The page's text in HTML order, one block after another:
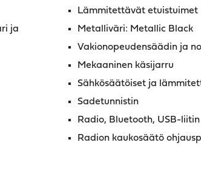
ja
Lämmitettävät etuistuimet
Metalliväri: Metallic Black
Vakionopeudensäädin ja
Mekaaninen käsijarru
Sähkösäätöiset ja
Sadetunnistin
Radio, Bluetooth, USB-liitin
Radion kaukosäätö